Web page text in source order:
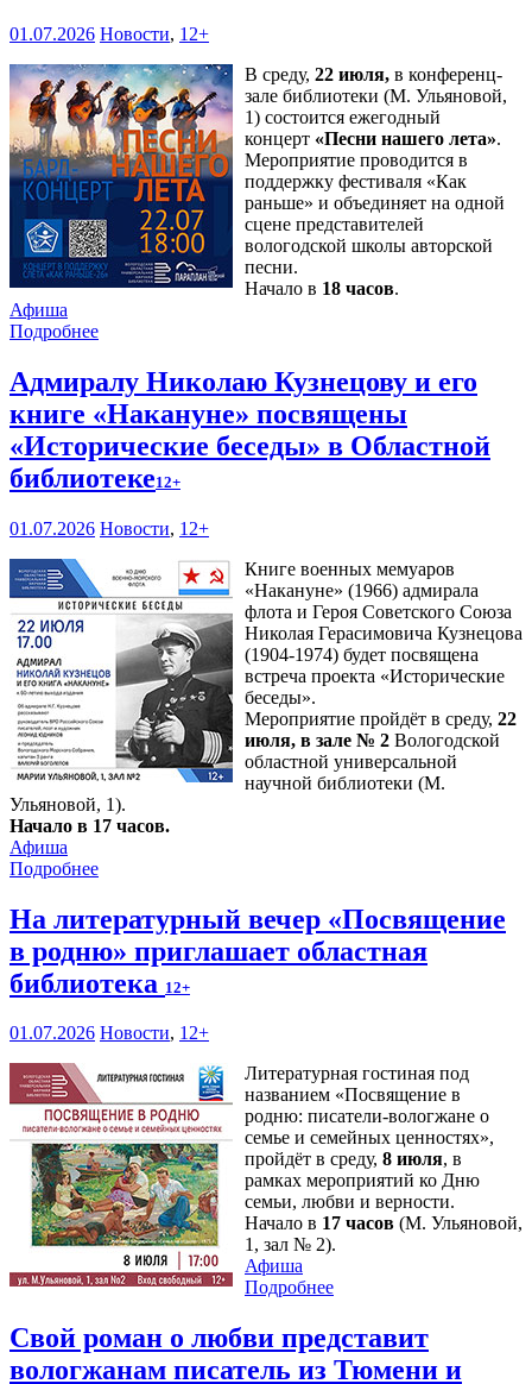
01.07.2026 Новости, 12+
В среду, 22 июля, в конференц-
зале библиотеки (М. Ульяновой,
1) состоится ежегодный
концерт «Песни нашего лета».
Мероприятие проводится в
поддержку фестиваля «Как
раньше» и объединяет на одной
сцене представителей
вологодской школы авторской
песни.
Начало в 18 часов.
Афиша
Подробнее
Адмиралу Николаю Кузнецову и его
книге «Накануне» посвящены
«Исторические беседы» в Областной
библиотеке12+
01.07.2026 Новости, 12+
Книге военных мемуаров
«Накануне» (1966) адмирала
флота и Героя Советского Союза
Николая Герасимовича Кузнецова
(1904-1974) будет посвящена
встреча проекта «Исторические
беседы».
Мероприятие пройдёт в среду, 22
июля, в зале № 2 Вологодской
областной универсальной
научной библиотеки (М.
Ульяновой, 1).
Начало в 17 часов.
Афиша
Подробнее
На литературный вечер «Посвящение
в родню» приглашает областная
библиотека 12+
01.07.2026 Новости, 12+
Литературная гостиная под
названием «Посвящение в
родню: писатели-вологжане о
семье и семейных ценностях»,
пройдёт в среду, 8 июля, в
рамках мероприятий ко Дню
семьи, любви и верности.
Начало в 17 часов (М. Ульяновой,
1, зал № 2).
Афиша
Подробнее
Свой роман о любви представит
вологжанам писатель из Тюмени и